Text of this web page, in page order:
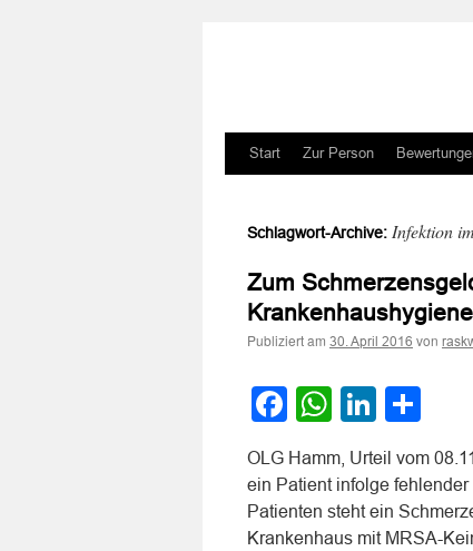
Zum
springen
Start Zur Person
Schlagwort-Archive: Infektion
Zum
Krankenhaushygiene
Publiziert am 30. April 2016 von
Facebook
OLG Hamm, Urteil vom
ein Patient infolge
Patienten steht ein
Krankenhaus mit MRSA-